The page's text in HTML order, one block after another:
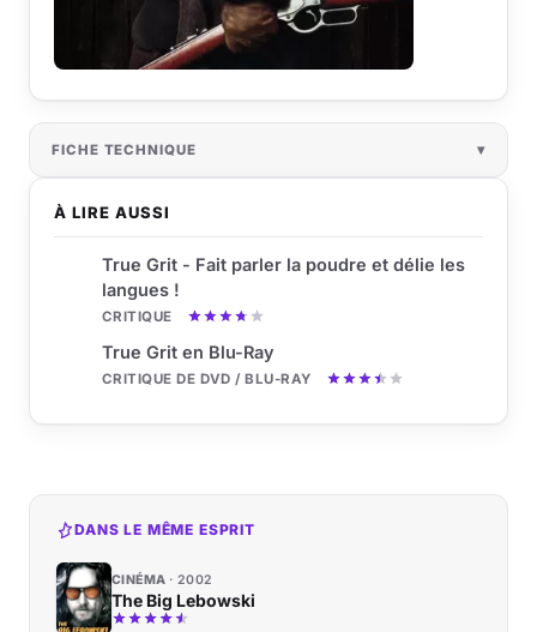
À LIRE AUSSI
True Grit - Fait parler la poudre et délie les
langues !
CRITIQUE
True Grit en Blu-Ray
CRITIQUE DE DVD / BLU-RAY
FICHE TECHNIQUE
DANS LE MÊME ESPRIT
CINÉMA 2002
The Big Lebowski